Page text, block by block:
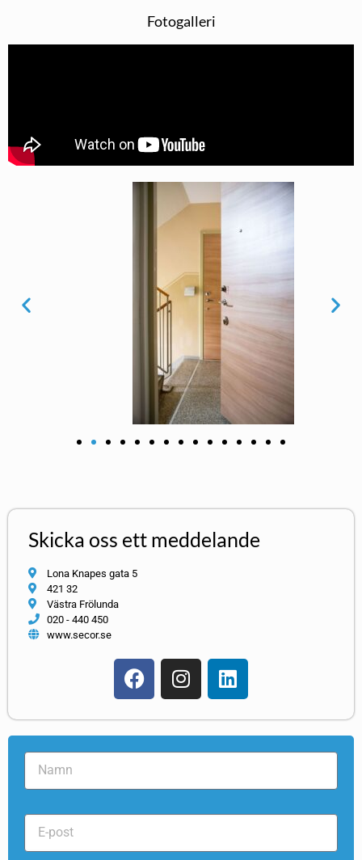
Fotogalleri
Skicka oss ett meddelande
Lona Knapes gata 5
421 32
Västra Frölunda
020 - 440 450
www.secor.se